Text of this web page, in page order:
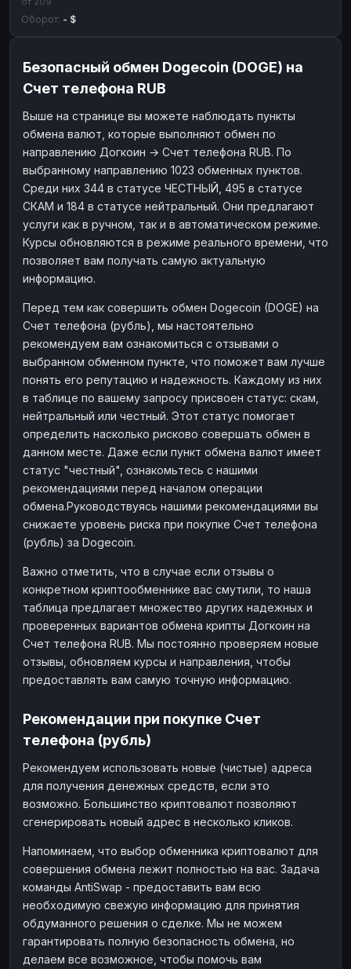
Оборот: - $
Безопасный обмен Dogecoin (DOGE) на
Счет телефона RUB
Выше на странице вы можете наблюдать пункты
обмена валют, которые выполняют обмен по
направлению Догкоин → Счет телефона RUB. По
выбранному направлению 1023 обменных пунктов.
Среди них 344 в статусе ЧЕСТНЫЙ, 495 в статусе
СКАМ и 184 в статусе нейтральный. Они предлагают
услуги как в ручном, так и в автоматическом режиме.
Курсы обновляются в режиме реального времени, что
позволяет вам получать самую актуальную
информацию.
Перед тем как совершить обмен Dogecoin (DOGE) на
Счет телефона (рубль), мы настоятельно
рекомендуем вам ознакомиться с отзывами о
выбранном обменном пункте, что поможет вам лучше
понять его репутацию и надежность. Каждому из них
в таблице по вашему запросу присвоен статус: скам,
нейтральный или честный. Этот статус помогает
определить насколько рисково совершать обмен в
данном месте. Даже если пункт обмена валют имеет
статус "честный", ознакомьтесь с нашими
рекомендациями перед началом операции
обмена.Руководствуясь нашими рекомендациями вы
снижаете уровень риска при покупке Счет телефона
(рубль) за Dogecoin.
Важно отметить, что в случае если отзывы о
конкретном криптообменнике вас смутили, то наша
таблица предлагает множество других надежных и
проверенных вариантов обмена крипты Догкоин на
Счет телефона RUB. Мы постоянно проверяем новые
отзывы, обновляем курсы и направления, чтобы
предоставлять вам самую точную информацию.
Рекомендации при покупке Счет
телефона (рубль)
Рекомендуем использовать новые (чистые) адреса
для получения денежных средств, если это
возможно. Большинство криптовалют позволяют
сгенерировать новый адрес в несколько кликов.
Напоминаем, что выбор обменника криптовалют для
совершения обмена лежит полностью на вас. Задача
команды AntiSwap - предоставить вам всю
необходимую свежую информацию для принятия
обдуманного решения о сделке. Мы не можем
гарантировать полную безопасность обмена, но
делаем все возможное, чтобы помочь вам